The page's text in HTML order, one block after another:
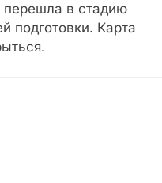
перешла в стадию
подготовки. Карта